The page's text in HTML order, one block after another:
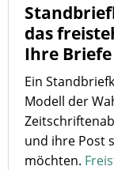
das
Ihre
Ein
Modell der
und ihre Post
möchten.